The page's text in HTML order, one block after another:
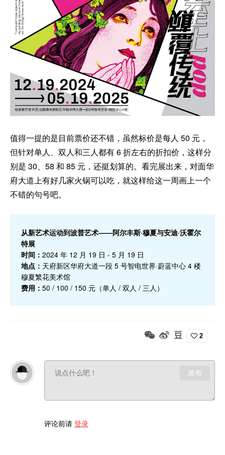
值得一提的是目前票价还不错，虽然标价是每人 50 元，
但针对单人、双人和三人都有 6 折左右的折扣价，这样分
别是 30、58 和 85 元，还挺划算的。看完展出来，对面华
府大道上有好几家火锅可以吃，就这样给这一周画上一个
不错的句号吧。
从新艺术运动到波普艺术——阿尔丰斯·穆夏与安迪·沃霍尔
特展
时间： 2024 年 12 月 19 日 - 5 月 19 日
地点： 天府新区华府大道一段 5 号智电世界·蔚蓝中心 4 楼
穆夏繁花美术馆
费用： 50 / 100 / 150 元（单人 / 双人 / 三人）
2
发布
评论前请 登录